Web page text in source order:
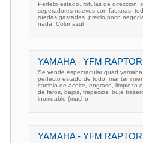
Perfeto estado. rotulas de direccion,
seperadores nuevos con facturas.
ruedas gastadas. precio poco
nada. Color azul
YAMAHA - YFM
Se vende espectacular quad
perfecto estado de todo,
cambio de aceite, engrase, limpieza
de faros, bajos, trapecios, buje
inoxidable (mucho
YAMAHA - YFM